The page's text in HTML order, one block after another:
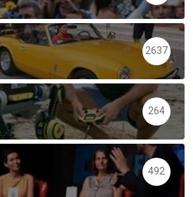
2637
264
492